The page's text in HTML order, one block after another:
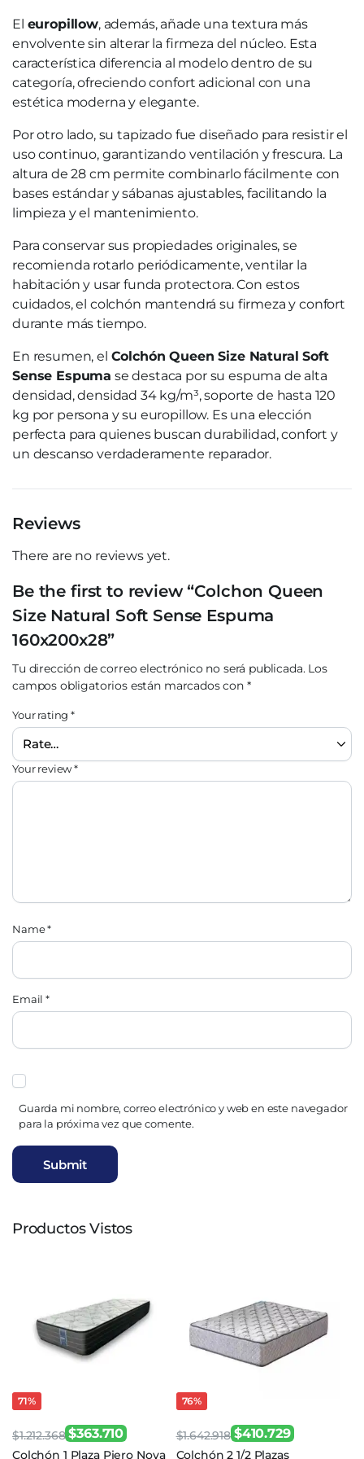
El europillow, además, añade una textura más
envolvente sin alterar la firmeza del núcleo. Esta
característica diferencia al modelo dentro de su
categoría, ofreciendo confort adicional con una
estética moderna y elegante.
Por otro lado, su tapizado fue diseñado para resistir el
uso continuo, garantizando ventilación y frescura. La
altura de 28 cm permite combinarlo fácilmente con
bases estándar y sábanas ajustables, facilitando la
limpieza y el mantenimiento.
Para conservar sus propiedades originales, se
recomienda rotarlo periódicamente, ventilar la
habitación y usar funda protectora. Con estos
cuidados, el colchón mantendrá su firmeza y confort
durante más tiempo.
En resumen, el Colchón Queen Size Natural Soft
Sense Espuma se destaca por su espuma de alta
densidad, densidad 34 kg/m³, soporte de hasta 120
kg por persona y su europillow. Es una elección
perfecta para quienes buscan durabilidad, confort y
un descanso verdaderamente reparador.
Reviews
There are no reviews yet.
Be the first to review “Colchon Queen
Size Natural Soft Sense Espuma
160x200x28”
Tu dirección de correo electrónico no será publicada. Los
campos obligatorios están marcados con *
Your rating*
Your review*
Name*
Email*
Guarda mi nombre, correo electrónico y web en este navegador
para la próxima vez que comente.
Productos Vistos
71%
$1.212.368
El
$363.710
El
Colchón 1 Plaza Piero Nova
76%
$1.642.918
El
$410.729
El
Colchón 2 1/2 Plazas